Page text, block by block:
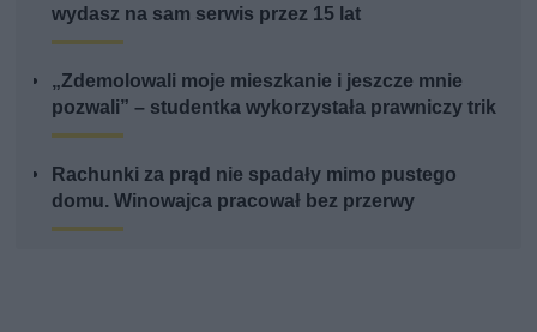
wydasz na sam serwis przez 15 lat
„Zdemolowali moje mieszkanie i jeszcze mnie
pozwali” – studentka wykorzystała prawniczy trik
Rachunki za prąd nie spadały mimo pustego
domu. Winowajca pracował bez przerwy